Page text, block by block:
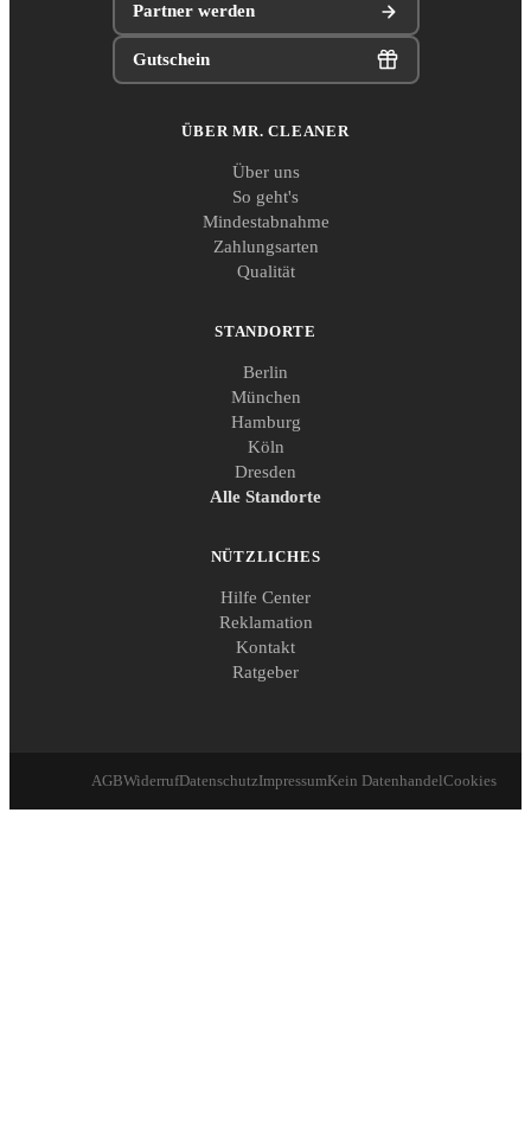
Partner werden
Gutschein
ÜBER MR. CLEANER
Über uns
So geht's
Mindestabnahme
Zahlungsarten
Qualität
STANDORTE
Berlin
München
Hamburg
Köln
Dresden
Alle Standorte
NÜTZLICHES
Hilfe Center
Reklamation
Kontakt
Ratgeber
AGBWiderrufDatenschutzImpressumKein DatenhandelCookies